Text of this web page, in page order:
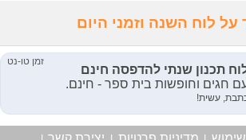
לוח השנה וזמני היום